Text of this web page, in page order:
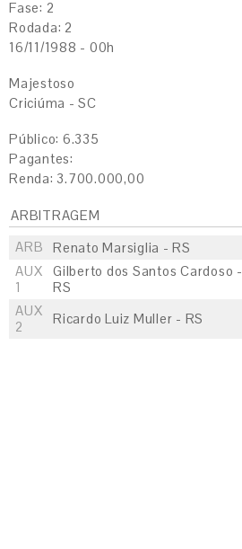
Fase: 2
Rodada: 2
16/11/1988 - 00h
Majestoso
Criciúma - SC
Público: 6.335
Pagantes:
Renda: 3.700.000,00
ARBITRAGEM
ARB
Renato Marsiglia - RS
AUX
1
Gilberto dos Santos Cardoso -
RS
AUX
2
Ricardo Luiz Muller - RS